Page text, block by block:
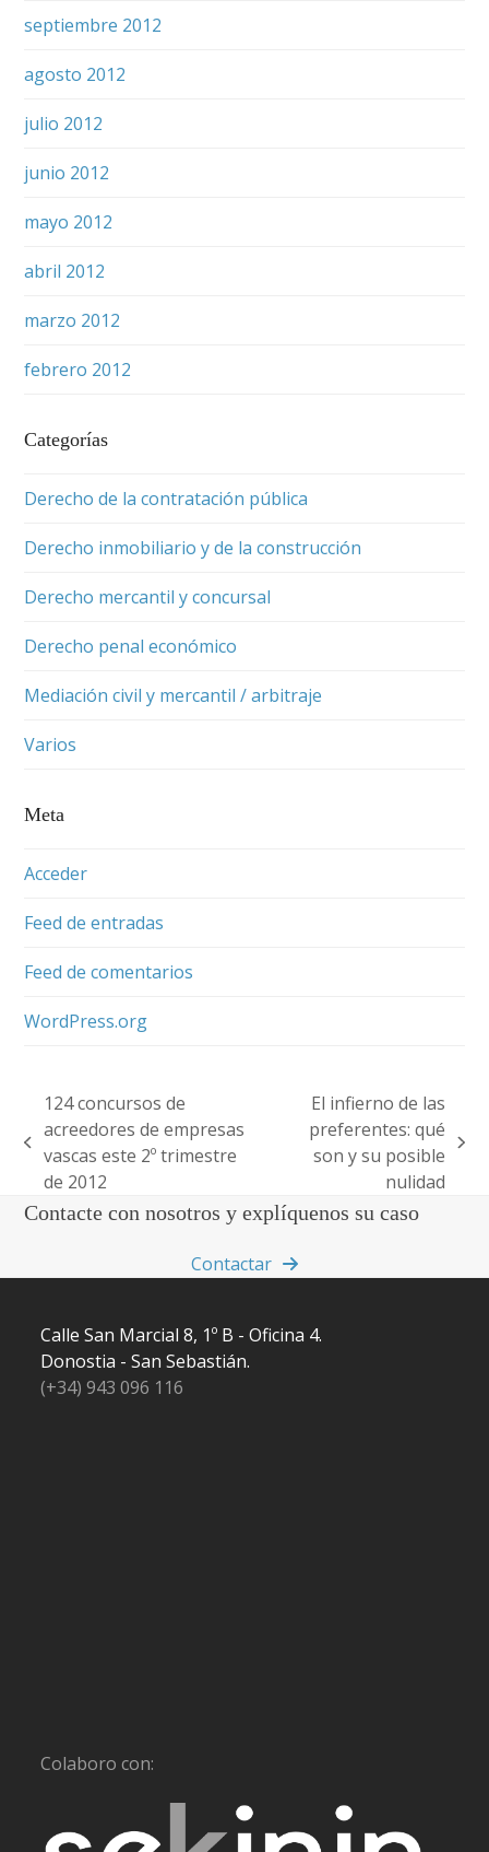
septiembre 2012
agosto 2012
julio 2012
junio 2012
mayo 2012
abril 2012
marzo 2012
febrero 2012
Categorías
Derecho de la contratación pública
Derecho inmobiliario y de la construcción
Derecho mercantil y concursal
Derecho penal económico
Mediación civil y mercantil / arbitraje
Varios
Meta
Acceder
Feed de entradas
Feed de comentarios
WordPress.org
previous
post:
124 concursos de
acreedores de empresas
vascas este 2º trimestre
de 2012
next
El infierno de las
preferentes: qué
son y su posible
nulidad
Contacte con nosotros y explíquenos su caso
Contactar
Calle San Marcial 8, 1º B - Oficina 4.
Donostia - San Sebastián.
(+34) 943 096 116
Colaboro con: